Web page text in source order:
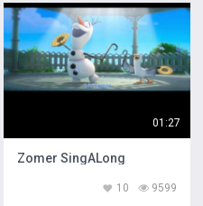
01:27
Zomer SingALong
9599
10